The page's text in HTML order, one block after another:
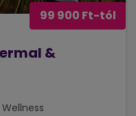
99 900 Ft-tól
&